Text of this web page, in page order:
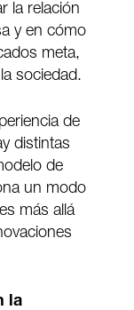
la relación
y en cómo
meta,
sociedad.
de
distintas
de
un modo
más allá
la